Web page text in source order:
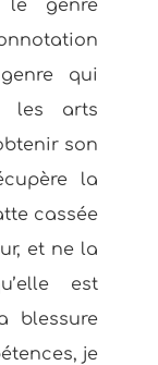
le genre
qui
les arts
son
la
cassée
et ne la
est
blessure
je